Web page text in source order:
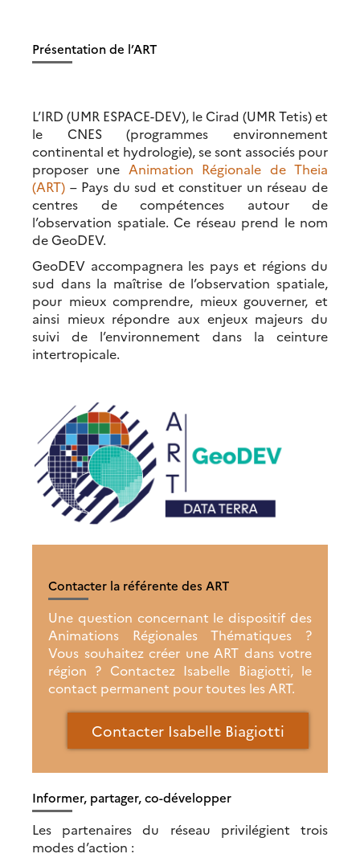
Présentation de l’ART
L’IRD (UMR ESPACE-DEV), le Cirad (UMR Tetis) et
le CNES (programmes environnement
continental et hydrologie), se sont associés pour
proposer une Animation Régionale de Theia
(ART) – Pays du sud et constituer un réseau de
centres de compétences autour de
l’observation spatiale. Ce réseau prend le nom
de GeoDEV.
GeoDEV accompagnera les pays et régions du
sud dans la maîtrise de l’observation spatiale,
pour mieux comprendre, mieux gouverner, et
ainsi mieux répondre aux enjeux majeurs du
suivi de l’environnement dans la ceinture
intertropicale.
Contacter la référente des ART
Une question concernant le dispositif des
Animations Régionales Thématiques ?
Vous souhaitez créer une ART dans votre
région ? Contactez Isabelle Biagiotti, le
contact permanent pour toutes les ART.
Contacter Isabelle Biagiotti
Informer, partager, co-développer
Les partenaires du réseau privilégient trois
modes d’action :